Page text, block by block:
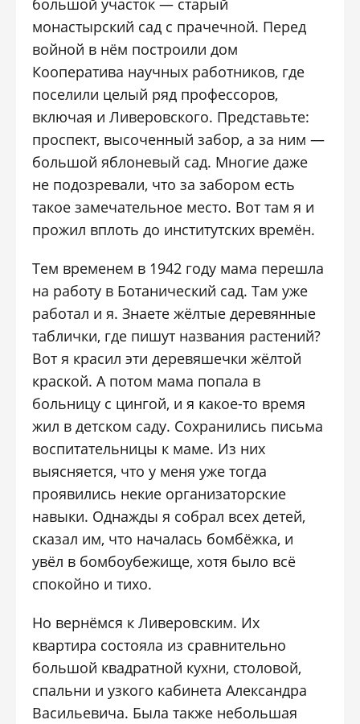
большой участок — старый
монастырский сад с прачечной. Перед
войной в нём построили дом
Кооператива научных работников, где
поселили целый ряд профессоров,
включая и Ливеровского. Представьте:
проспект, высоченный забор, а за ним —
большой яблоневый сад. Многие даже
не подозревали, что за забором есть
такое замечательное место. Вот там я и
прожил вплоть до институтских времён.
Тем временем в 1942 году мама перешла
на работу в Ботанический сад. Там уже
работал и я. Знаете жёлтые деревянные
таблички, где пишут названия растений?
Вот я красил эти деревяшечки жёлтой
краской. А потом мама попала в
больницу с цингой, и я какое-то время
жил в детском саду. Сохранились письма
воспитательницы к маме. Из них
выясняется, что у меня уже тогда
проявились некие организаторские
навыки. Однажды я собрал всех детей,
сказал им, что началась бомбёжка, и
увёл в бомбоубежище, хотя было всё
спокойно и тихо.
Но вернёмся к Ливеровским. Их
квартира состояла из сравнительно
большой квадратной кухни, столовой,
спальни и узкого кабинета Александра
Васильевича. Была также небольшая